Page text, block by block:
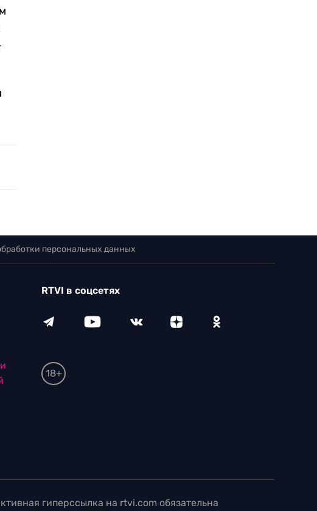
персональных данных
RTVI в соцсетях
18+
гиперссылка на rtvi.com обязательна